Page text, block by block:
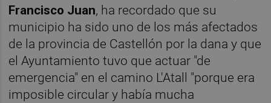
Francisco Juan, ha recordado que su
municipio ha sido uno de los más afectados
de la provincia de Castellón por la dana y que
el Ayuntamiento tuvo que actuar "de
emergencia" en el camino L'Atall "porque era
imposible circular y había mucha